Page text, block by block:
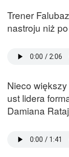
Trener
nastroju niż
Nieco
ust lidera
Damiana